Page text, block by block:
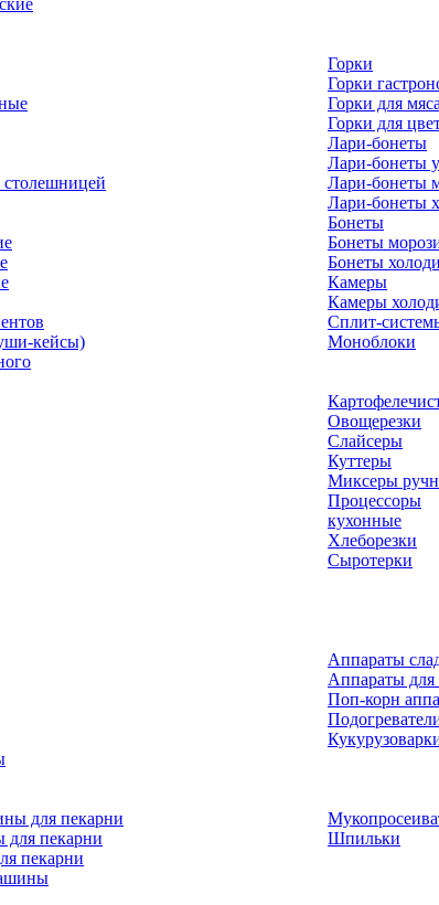
кейсы)
Горки
Горки
Горки для мяса
Горки для
Лари-бонеты
Лари-бонеты
Лари-бонеты
Лари-бонеты
Бонеты
Бонеты
Бонеты
Камеры
Камеры
Сплит-
Моноблоки
Овощерезки
Слайсеры
Куттеры
Миксеры
Процессоры
кухонные
Хлеборезки
Сыротерки
Аппараты
Аппараты для
Поп-корн
для пекарни
для пекарни
пекарни
Шпильки